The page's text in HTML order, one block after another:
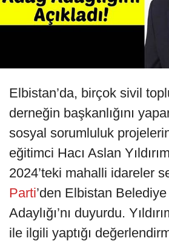
Elbistan’da, birçok sivil
derneğin başkanlığını
sosyal sorumluluk
eğitimci Hacı Aslan
2024’teki mahalli idareler
Parti’den Elbistan
Adaylığı’nı duyurdu.
ile ilgili yaptığı